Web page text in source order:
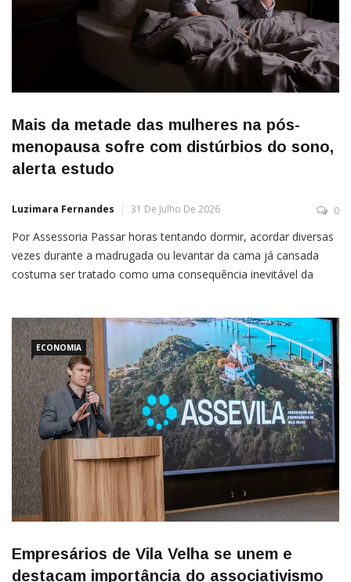
Mais da metade das mulheres na pós-
menopausa sofre com distúrbios do sono,
alerta estudo
Luzimara Fernandes 31 De Julho De 2026 0
Por Assessoria Passar horas tentando dormir, acordar diversas
vezes durante a madrugada ou levantar da cama já cansada
costuma ser tratado como uma consequência inevitável da
ECONOMIA
Empresários de Vila Velha se unem e
destacam importância do associativismo